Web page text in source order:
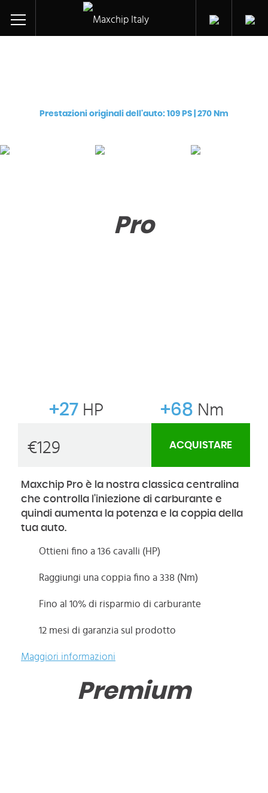
Prestazioni originali dell'auto: 109 PS | 270 Nm
Pro
+27 HP +68 Nm
€129 ACQUISTARE
Maxchip Pro è la nostra classica centralina
che controlla l'iniezione di carburante e
quindi aumenta la potenza e la coppia della
tua auto.
Ottieni fino a 136 cavalli (HP)
Raggiungi una coppia fino a 338 (Nm)
Fino al 10% di risparmio di carburante
12 mesi di garanzia sul prodotto
Maggiori informazioni
Premium